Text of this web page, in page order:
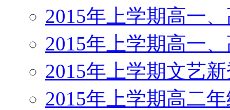
2015年上学期高一
2015年上学期高一
2015年上学期文艺
2015年上学期高二